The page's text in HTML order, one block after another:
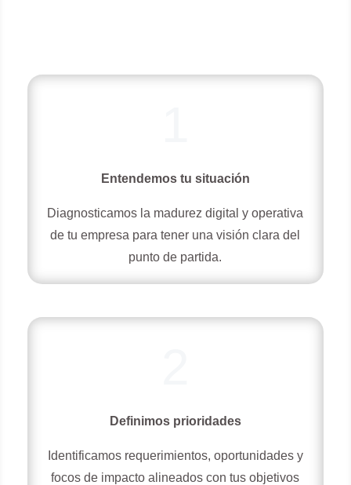
Entendemos tu situación
Diagnosticamos la madurez digital y operativa
de tu empresa para tener una visión clara del
punto de partida.
Definimos prioridades
Identificamos requerimientos, oportunidades y
focos de impacto alineados con tus objetivos